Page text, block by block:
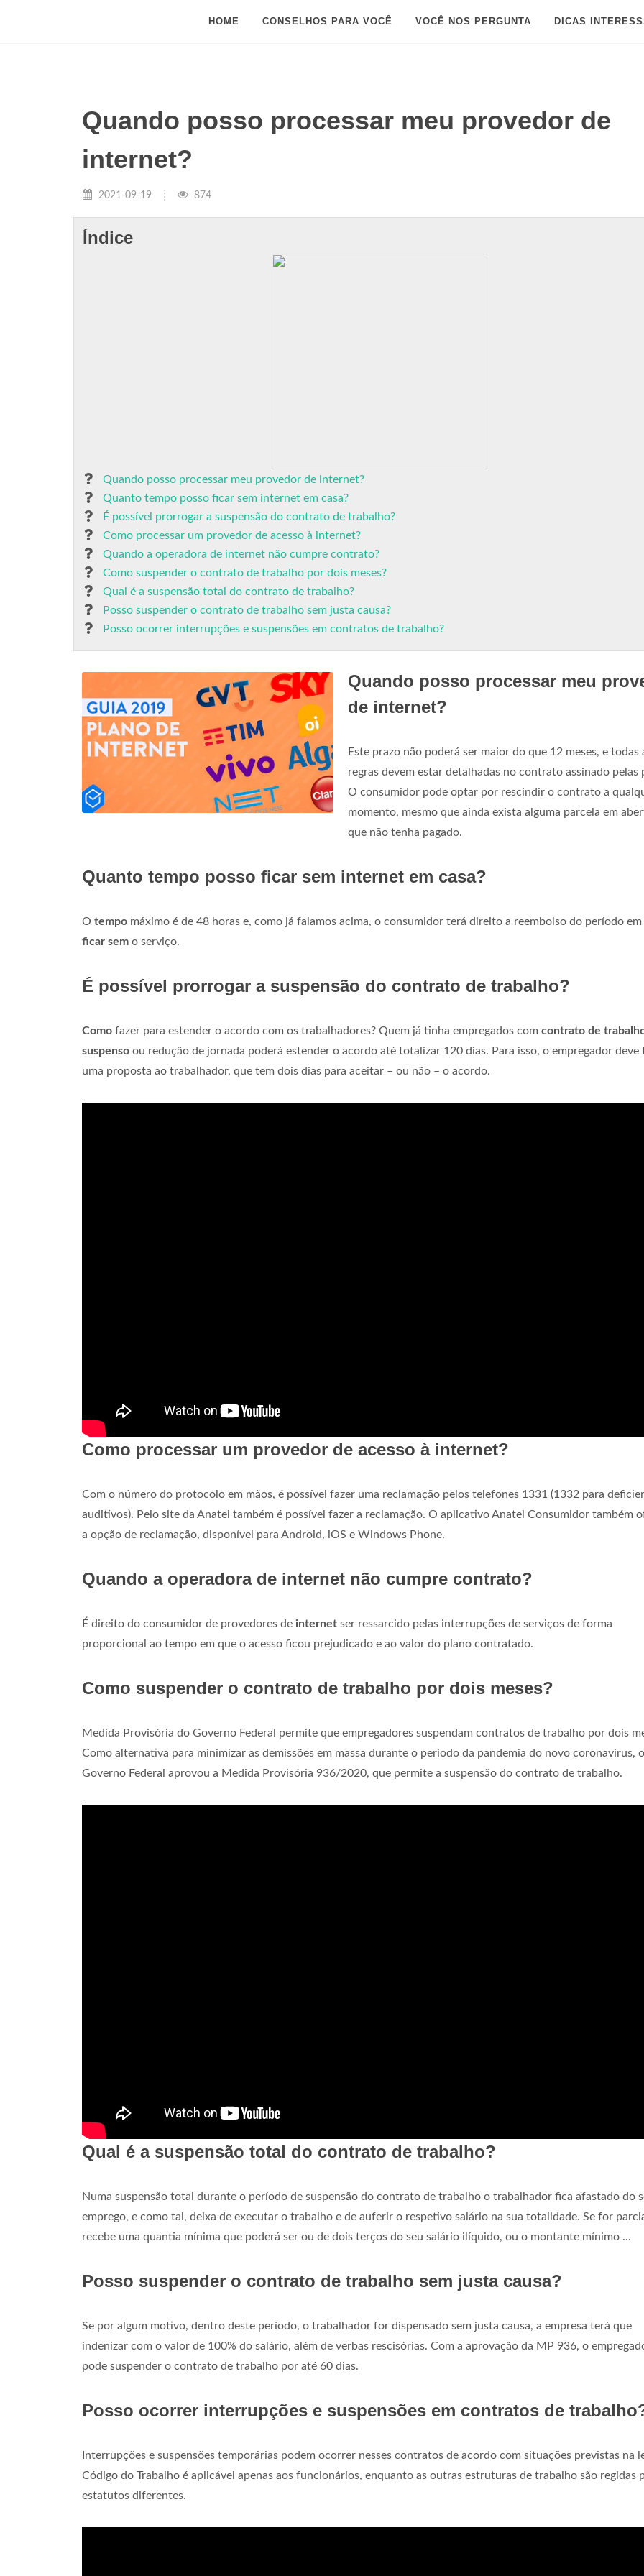
HOME CONSELHOS PARA VOCÊ VOCÊ NOS PERGUNTA DICAS
Quando posso processar meu provedor de
internet?
2021-09-19 874
Índice
Quando posso processar meu provedor de internet?
Quanto tempo posso ficar sem internet em casa?
É possível prorrogar a suspensão do contrato de trabalho?
Como processar um provedor de acesso à internet?
Quando a operadora de internet não cumpre contrato?
Como suspender o contrato de trabalho por dois meses?
Qual é a suspensão total do contrato de trabalho?
Posso suspender o contrato de trabalho sem justa causa?
Posso ocorrer interrupções e suspensões em contratos de trabalho?
Quando posso processar meu
de internet?
Este prazo não poderá ser maior do que 12 meses, e todas
regras devem estar detalhadas no contrato assinado pelas
O consumidor pode optar por rescindir o contrato a
momento, mesmo que ainda exista alguma parcela em
que não tenha pagado.
Quanto tempo posso ficar sem internet em casa?
O tempo máximo é de 48 horas e, como já falamos acima, o consumidor terá direito a reembolso do período em
ficar sem o serviço.
É possível prorrogar a suspensão do contrato de trabalho?
Como fazer para estender o acordo com os trabalhadores? Quem já tinha empregados com contrato de
suspenso ou redução de jornada poderá estender o acordo até totalizar 120 dias. Para isso, o empregador deve
uma proposta ao trabalhador, que tem dois dias para aceitar – ou não – o acordo.
Como processar um provedor de acesso à internet?
Com o número do protocolo em mãos, é possível fazer uma reclamação pelos telefones 1331 (1332 para
auditivos). Pelo site da Anatel também é possível fazer a reclamação. O aplicativo Anatel Consumidor também
a opção de reclamação, disponível para Android, iOS e Windows Phone.
Quando a operadora de internet não cumpre contrato?
É direito do consumidor de provedores de internet ser ressarcido pelas interrupções de serviços de forma
proporcional ao tempo em que o acesso ficou prejudicado e ao valor do plano contratado.
Como suspender o contrato de trabalho por dois meses?
Medida Provisória do Governo Federal permite que empregadores suspendam contratos de trabalho por dois
Como alternativa para minimizar as demissões em massa durante o período da pandemia do novo coronavírus, o
Governo Federal aprovou a Medida Provisória 936/2020, que permite a suspensão do contrato de trabalho.
Qual é a suspensão total do contrato de trabalho?
Numa suspensão total durante o período de suspensão do contrato de trabalho o trabalhador fica afastado do
emprego, e como tal, deixa de executar o trabalho e de auferir o respetivo salário na sua totalidade. Se for
recebe uma quantia mínima que poderá ser ou de dois terços do seu salário ilíquido, ou o montante mínimo ...
Posso suspender o contrato de trabalho sem justa causa?
Se por algum motivo, dentro deste período, o trabalhador for dispensado sem justa causa, a empresa terá que
indenizar com o valor de 100% do salário, além de verbas rescisórias. Com a aprovação da MP 936, o
pode suspender o contrato de trabalho por até 60 dias.
Posso ocorrer interrupções e suspensões em contratos de
Interrupções e suspensões temporárias podem ocorrer nesses contratos de acordo com situações previstas na
Código do Trabalho é aplicável apenas aos funcionários, enquanto as outras estruturas de trabalho são regidas
estatutos diferentes.